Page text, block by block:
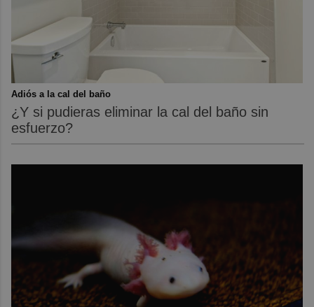
Adiós a la cal del baño
¿Y si pudieras eliminar la cal del baño sin
esfuerzo?